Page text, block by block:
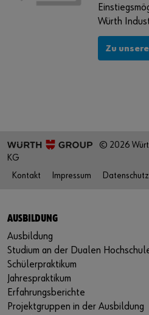
Würth
Zu
© 2026
KG
Kontakt
Impressum Datenschutz
AUSBILDUNG
Ausbildung
Studium an der Dualen
Schülerpraktikum
Jahrespraktikum
Erfahrungsberichte
Projektgruppen in der Ausbildung